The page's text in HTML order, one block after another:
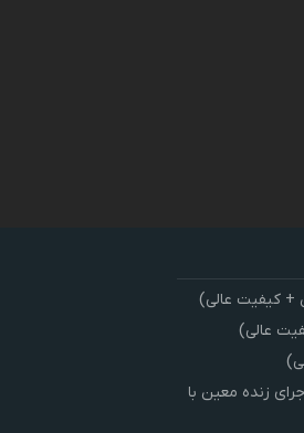
کیفیت عالی)
عالی)
زنده معین با